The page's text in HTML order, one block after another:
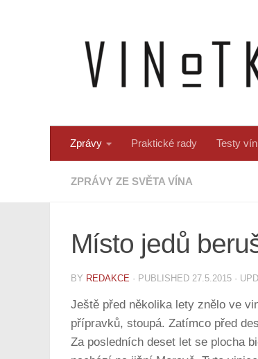
Zprávy Praktické rady Testy vín
ZPRÁVY ZE SVĚTA VÍNA
Místo jedů
BY REDAKCE · PUBLISHED 27.5.2015 ·
Ještě před několika lety znělo ve
přípravků, stoupá. Zatímco před
Za posledních deset let se plocha